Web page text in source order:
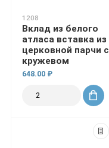
1208
Вклад из белого
атласа вставка из
церковной парчи с
кружевом
648.00 ₽